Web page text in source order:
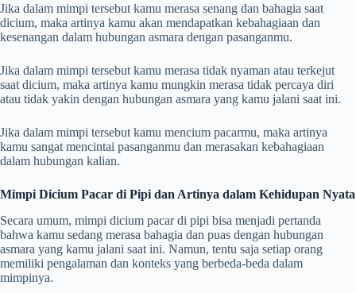
Jika dalam mimpi tersebut kamu merasa senang dan bahagia saat
dicium, maka artinya kamu akan mendapatkan kebahagiaan dan
kesenangan dalam hubungan asmara dengan pasanganmu.
Jika dalam mimpi tersebut kamu merasa tidak nyaman atau terkejut
saat dicium, maka artinya kamu mungkin merasa tidak percaya diri
atau tidak yakin dengan hubungan asmara yang kamu jalani saat ini.
Jika dalam mimpi tersebut kamu mencium pacarmu, maka artinya
kamu sangat mencintai pasanganmu dan merasakan kebahagiaan
dalam hubungan kalian.
Mimpi Dicium Pacar di Pipi dan Artinya dalam Kehidupan Nyata
Secara umum, mimpi dicium pacar di pipi bisa menjadi pertanda
bahwa kamu sedang merasa bahagia dan puas dengan hubungan
asmara yang kamu jalani saat ini. Namun, tentu saja setiap orang
memiliki pengalaman dan konteks yang berbeda-beda dalam
mimpinya.